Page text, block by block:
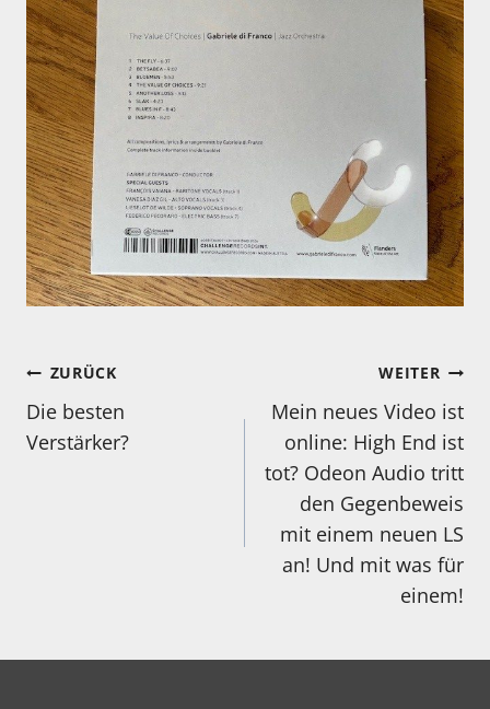
Beitragsnavigation
ZURÜCK
Die besten
Verstärker?
WEITER
Mein neues Video ist
online: High End ist
tot? Odeon Audio tritt
den Gegenbeweis
mit einem neuen LS
an! Und mit was für
einem!